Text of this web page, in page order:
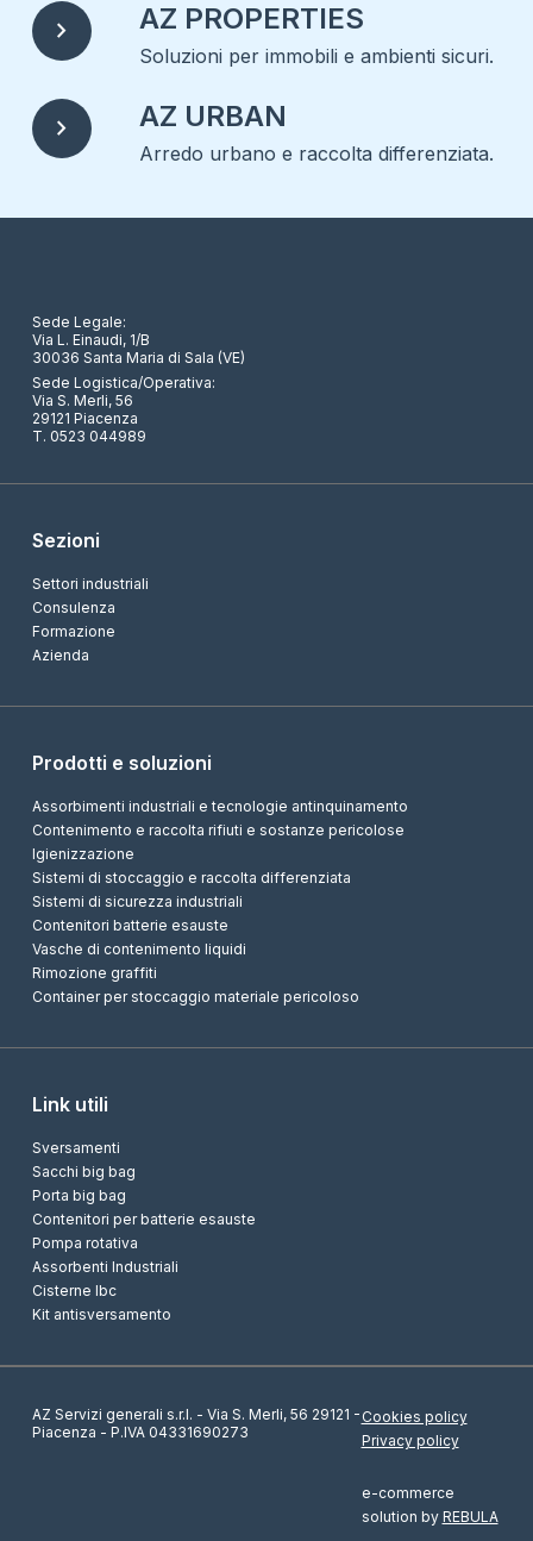
chevron_right AZ PROPERTIES
Soluzioni per immobili e ambienti sicuri.
chevron_right AZ URBAN
Arredo urbano e raccolta differenziata.
Sede Legale:
Via L. Einaudi, 1/B
30036 Santa Maria di Sala (VE)
Sede Logistica/Operativa:
Via S. Merli, 56
29121 Piacenza
T. 0523 044989
Sezioni
Settori industriali
Consulenza
Formazione
Azienda
Prodotti e soluzioni
Assorbimenti industriali e tecnologie antinquinamento
Contenimento e raccolta rifiuti e sostanze pericolose
Igienizzazione
Sistemi di stoccaggio e raccolta differenziata
Sistemi di sicurezza industriali
Contenitori batterie esauste
Vasche di contenimento liquidi
Rimozione graffiti
Container per stoccaggio materiale pericoloso
Link utili
Sversamenti
Sacchi big bag
Porta big bag
Contenitori per batterie esauste
Pompa rotativa
Assorbenti Industriali
Cisterne Ibc
Kit antisversamento
AZ Servizi generali s.r.l. - Via S. Merli, 56 29121 -
Piacenza - P.IVA 04331690273
Cookies policy
Privacy policy
e-commerce
solution by REBULA